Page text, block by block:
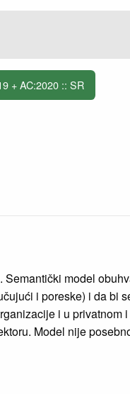
+ AC:2020 :: SR
model
i poreske) i da bi
i u privatnom
Model nije